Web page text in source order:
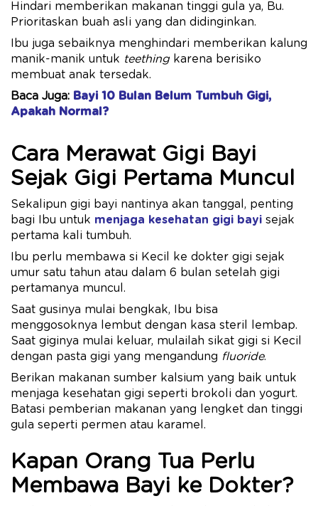
Hindari memberikan makanan tinggi gula ya, Bu.
Prioritaskan buah asli yang dan didinginkan.
Ibu juga sebaiknya menghindari memberikan kalung
manik-manik untuk teething karena berisiko
membuat anak tersedak.
Baca Juga: Bayi 10 Bulan Belum Tumbuh Gigi,
Apakah Normal?
Cara Merawat Gigi Bayi
Sejak Gigi Pertama Muncul
Sekalipun gigi bayi nantinya akan tanggal, penting
bagi Ibu untuk menjaga kesehatan gigi bayi sejak
pertama kali tumbuh.
Ibu perlu membawa si Kecil ke dokter gigi sejak
umur satu tahun atau dalam 6 bulan setelah gigi
pertamanya muncul.
Saat gusinya mulai bengkak, Ibu bisa
menggosoknya lembut dengan kasa steril lembap.
Saat giginya mulai keluar, mulailah sikat gigi si Kecil
dengan pasta gigi yang mengandung fluoride.
Berikan makanan sumber kalsium yang baik untuk
menjaga kesehatan gigi seperti brokoli dan yogurt.
Batasi pemberian makanan yang lengket dan tinggi
gula seperti permen atau karamel.
Kapan Orang Tua Perlu
Membawa Bayi ke Dokter?